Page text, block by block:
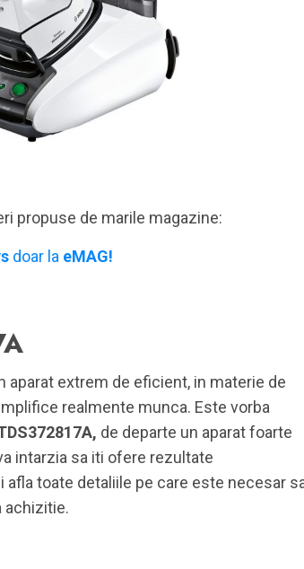
propuse de marile magazine:
doar la eMAG!
aparat extrem de eficient, in materie de
realmente munca. Este vorba
de departe un aparat foarte
intarzia sa iti ofere rezultate
toate detaliile pe care este necesar
achizitie.